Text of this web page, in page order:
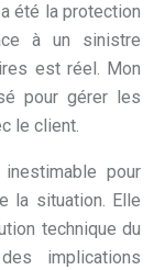
été la protection
à un sinistre
est réel. Mon
pour gérer les
le client.
pour
la situation. Elle
technique du
implications